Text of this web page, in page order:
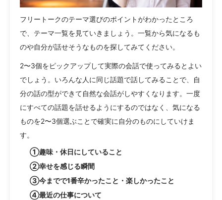
フリートークのテーマ選びのポイントがわかったところ
で、テーマ一覧を見ていきましょう。一覧から気になるも
のや自分が話せそうなものを探してみてください。
2〜3個をピックアップして実際の会話で使ってみるとよい
でしょう。いろんな人に同じ話題で話してみることで、自
分の話の型ができて自然な会話がしやすくなります。一度
にすべての話題を話せるようにするのではなく、気になる
ものを2〜3個選ぶことで確実に自分のものにしていけま
す。
①趣味・休日にしていること
②幸せを感じる瞬間
③今までで1番辛かったこと・楽しかったこと
④最近の仕事について